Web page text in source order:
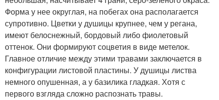
Форма у нее округлая, на побегах она располагается
супротивно. Цветки у душицы крупнее, чем у регана,
имеют белоснежный, бордовый либо фиолетовый
оттенок. Они формируют соцветия в виде метелок.
Главное отличие между этими травами заключается в
конфигурации листовой пластины. У душицы листва
немного опушенная, а у базилика гладкая. Хотя с
первого взгляда сложно распознать травы.